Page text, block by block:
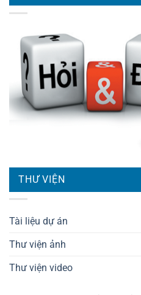
THƯ VIỆN
Tài liệu dự án
Thư viện ảnh
Thư viện video